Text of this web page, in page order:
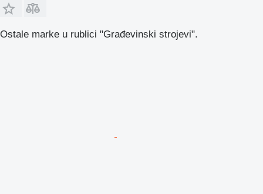
Ostale marke u rublici "Građevinski strojevi".